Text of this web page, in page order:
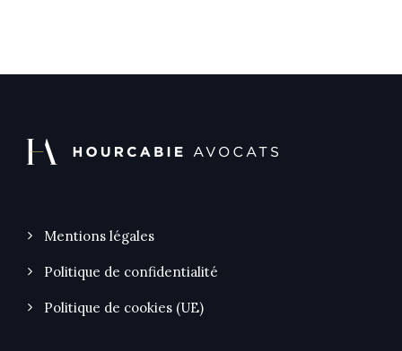
Mentions légales
Politique de confidentialité
Politique de cookies (UE)